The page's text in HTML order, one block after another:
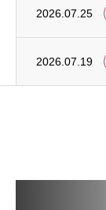
2026.07.25
2026.07.19